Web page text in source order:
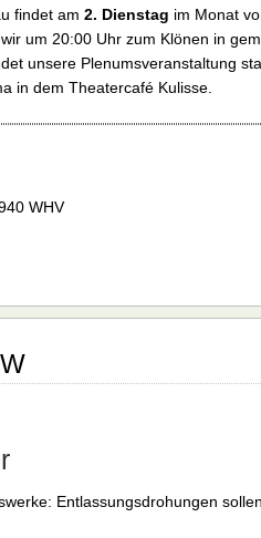
findet am 2. Dienstag im Monat
um 20:00 Uhr zum Klönen in
unsere Plenumsveranstaltung
in dem Theatercafé Kulisse.
WHV
Entlassungsdrohungen